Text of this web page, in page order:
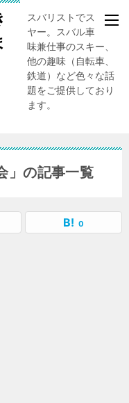
スバリストでスキー
ヤー。スバル車、趣
味兼仕事のスキー、
他の趣味（自転車、
鉄道）など色々な話
題をご提供しており
ます。
」の記事一覧
0